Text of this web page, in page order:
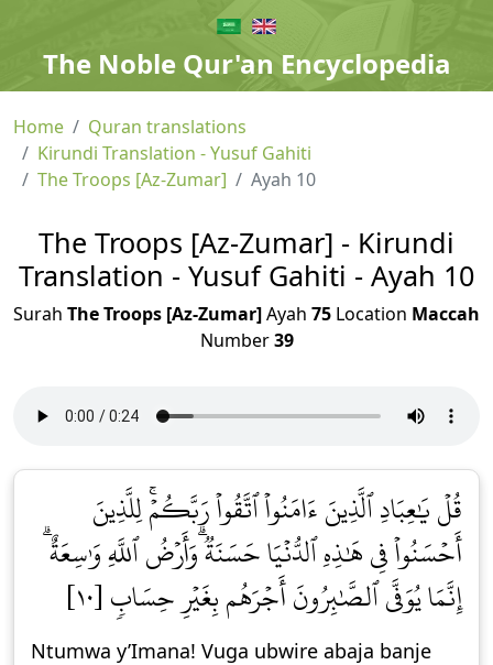
The Noble Qur'an Encyclopedia
Home
Quran translations
Kirundi Translation - Yusuf Gahiti
The Troops [Az-Zumar]
Ayah 10
The Troops [Az-Zumar] - Kirundi
Translation - Yusuf Gahiti - Ayah 10
Surah The Troops [Az-Zumar]Ayah 75 Location Maccah
Number39
قُلۡ يَٰعِبَادِ ٱلَّذِينَ ءَامَنُواْ ٱتَّقُواْ رَبَّكُمۡۚ لِلَّذِينَ
أَحۡسَنُواْ فِي هَٰذِهِ ٱلدُّنۡيَا حَسَنَةٞۗ وَأَرۡضُ ٱللَّهِ وَٰسِعَةٌۗ
إِنَّمَا يُوَفَّى ٱلصَّٰبِرُونَ أَجۡرَهُم بِغَيۡرِ حِسَابٖ [١٠]
Ntumwa y’Imana! Vuga ubwire abaja banje